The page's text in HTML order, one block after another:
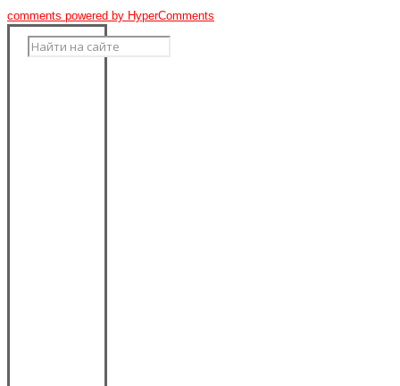
comments powered by HyperComments